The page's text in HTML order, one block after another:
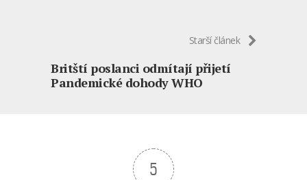
Starší článek
Britští poslanci odmítají přijetí
Pandemické dohody WHO
5